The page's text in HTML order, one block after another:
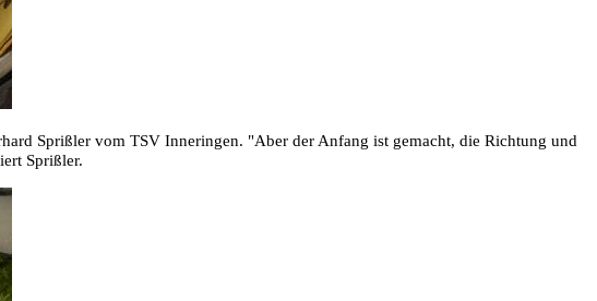
Sprißler vom TSV Inneringen. "Aber der Anfang ist gemacht, die Richtung und
Sprißler.